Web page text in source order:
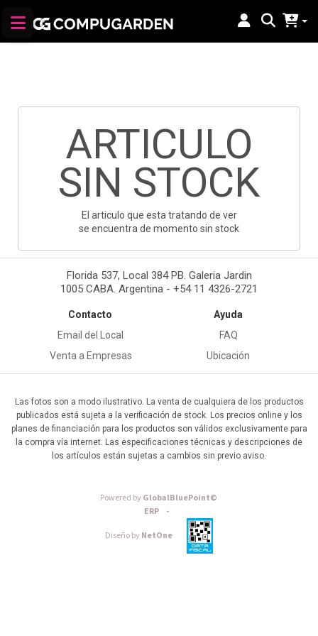
ARTICULO
SIN STOCK
El articulo que esta tratando de ver
se encuentra de momento sin stock
Florida 537, Local 384 PB. Galeria Jardin
1005 CABA. Argentina - +54 11 4326-2721
Contacto
Email del Local
Venta a Empresas
Ayuda
FAQ
Ubicación
Las fotos son a modo ilustrativo. La venta de cualquiera de los productos
publicados está sujeta a la verificación de stock. Los precios online y los
planes de financiación para los productos son válidos exclusivamente para
la compra vía internet. Las especificaciones técnicas y descripciones de
los artículos están sujetas a cambios sin previo aviso.
Powered byGlobalBluePoint©
ERP -
Diseño byNetOne